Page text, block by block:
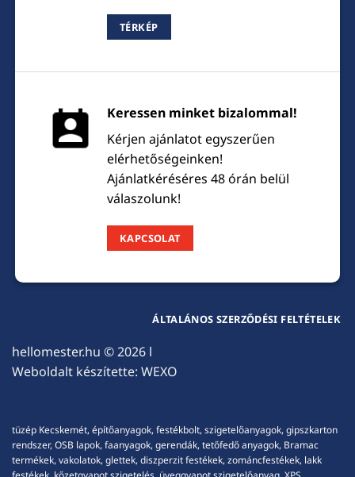
TÉRKÉP
Keressen minket bizalommal!
Kérjen ajánlatot egyszerűen
elérhetőségeinken!
Ajánlatkéréséres 48 órán belül
válaszolunk!
KAPCSOLAT
hellomester.hu © 2026 l
Weboldalt készítette: WEXO
ÁLTALÁNOS SZERZŐDÉSI FELTÉTELEK
tüzép Kecskemét, építőanyagok, festékbolt, szigetelőanyagok, gipszkarton
rendszer, OSB lapok, faanyagok, gerendák, tetőfedő anyagok, Bramac
termékek, vakolatok, glettek, diszperzit festékek, zománcfestékek, lakk